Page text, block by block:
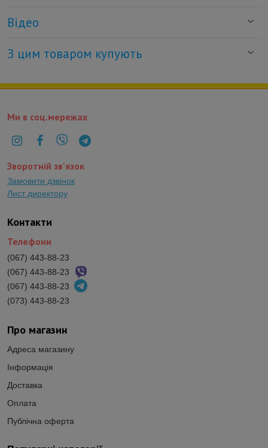
Відео
З цим товаром купують
Про магазин
Адреса магазину
Інформація
Доставка
Оплата
Публічна оферта
Контакти
Телефони
(067) 443-88-23
(067) 443-88-23
(067) 443-88-23
(073) 443-88-23
Ми в соц.мережах
Зворотній зв'язок
Замовити дзвінок
Лист директору